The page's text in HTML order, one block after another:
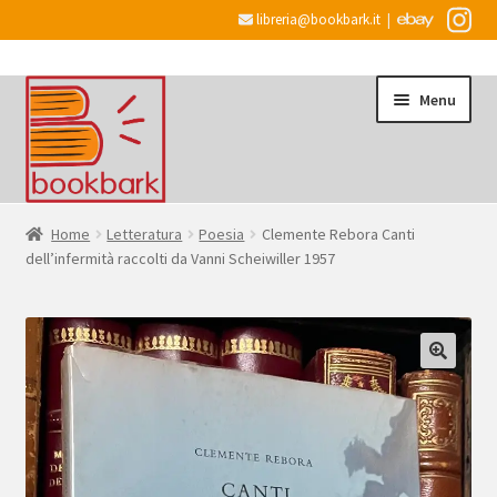
libreria@bookbark.it |
Vai
alla
navigazione
Vai
al
contenuto
Menu
Home
il
menu
child
Desiderata
Checkout
Account
Espandi
il
Home Letteratura Poesia
Clemente Rebora Canti
dell’infermità raccolti da Vanni Scheiwiller 1957